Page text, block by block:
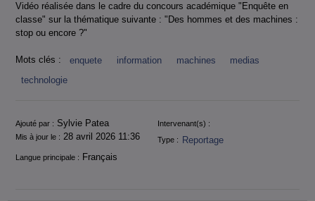
Vidéo réalisée dans le cadre du concours académique "Enquête en
classe" sur la thématique suivante : "Des hommes et des machines :
stop ou encore ?"
Mots clés : enquete information machines
medias
technologie
Informations
Ajouté par : Sylvie Patea
Intervenant(s) :
Mis à jour le : 28 avril 2026 11:36 Type : Reportage
Langue principale : Français